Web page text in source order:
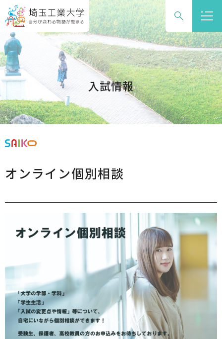
ロ
バ
ル
ナ
ゲ
ー
ョ
へ
文
ー
ル
ナ
ビ
ー
シ
ン
ッ
ー
へ
入試情報
オンライン個別相談